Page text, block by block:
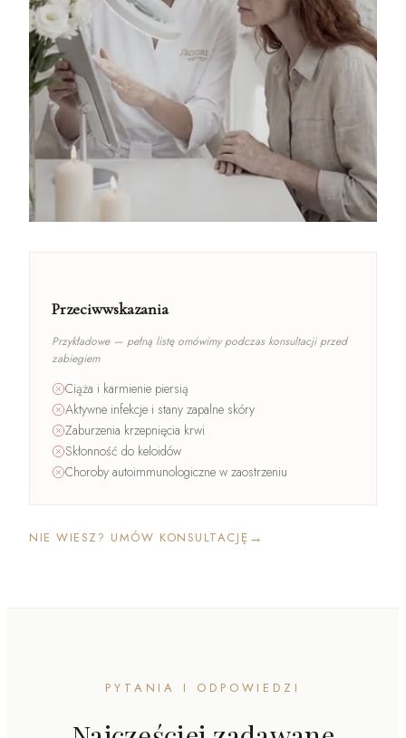
Przeciwwskazania
Przykładowe — pełną listę omówimy podczas konsultacji przed
zabiegiem
Ciąża i karmienie piersią
Aktywne infekcje i stany zapalne skóry
Zaburzenia krzepnięcia krwi
Skłonność do keloidów
Choroby autoimmunologiczne w zaostrzeniu
NIE WIESZ? UMÓW KONSULTACJĘ →
PYTANIA I ODPOWIEDZI